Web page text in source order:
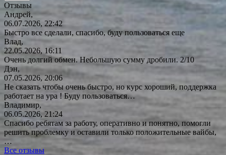
Отзывы
Андрей,
06.07.2026, 22:42
Быстро все сделали, спасибо, буду пользоваться еще
Влад,
22.05.2026, 16:11
Очень долгий обмен. Небольшую сумму дробили. 2/10
Дэн,
07.05.2026, 20:06
Не сказать чтобы очень быстро, но курс хороший, поддержка
работает на ура ! Буду пользоваться…
Владимир,
06.05.2026, 21:24
Спасибо ребятам за работу, оперативно и понятно, помогли
решить проблемку и оставили только положительные вайбы,
…
Все отзывы